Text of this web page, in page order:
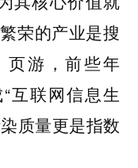
荣的产业是搜
页游，前些年
互联网信息生
质量更是指数